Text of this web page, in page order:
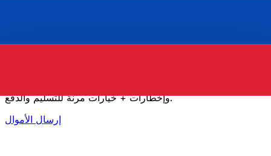
وإخطارات + خيارات مرنة للتسليم والدفع.
إرسال الأموال